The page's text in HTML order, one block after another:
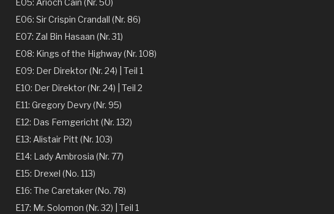
E05: Arioch Cain (Nr. 50)
E06: Sir Crispin Crandall (Nr. 86)
E07: Zal Bin Hasaan (Nr. 31)
E08: Kings of the Highway (Nr. 108)
E09: Der Direktor (Nr. 24) | Teil 1
E10: Der Direktor (Nr. 24) | Teil 2
E11: Gregory Devry (Nr. 95)
E12: Das Femgericht (Nr. 132)
E13: Alistair Pitt (Nr. 103)
E14: Lady Ambrosia (Nr. 77)
E15: Drexel (No. 113)
E16: The Caretaker (No. 78)
E17: Mr. Solomon (Nr. 32) | Teil 1